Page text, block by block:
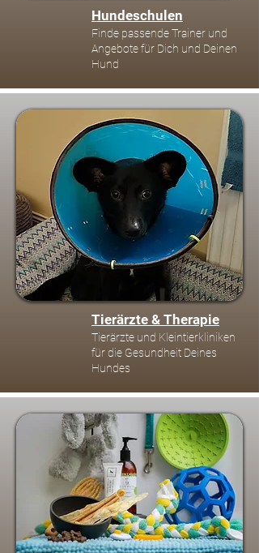
Hundeschulen
Finde passende Trainer und
Angebote für Dich und Deinen
Hund
Tierärzte & Therapie
Tierärzte und Kleintierkliniken
für die Gesundheit Deines
Hundes